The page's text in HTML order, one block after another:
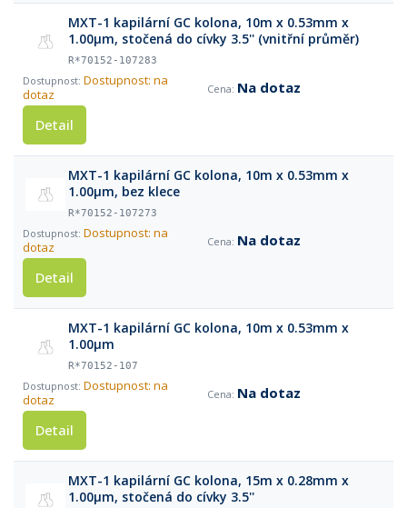
MXT-1 kapilární GC kolona, 10m x 0.53mm x
1.00μm, stočená do cívky 3.5'' (vnitřní průměr)
R*70152-107283
Dostupnost: na
dotaz
Na dotaz
Detail
MXT-1 kapilární GC kolona, 10m x 0.53mm x
1.00μm, bez klece
R*70152-107273
Dostupnost: na
dotaz
Na dotaz
Detail
MXT-1 kapilární GC kolona, 10m x 0.53mm x
1.00μm
R*70152-107
Dostupnost: na
dotaz
Na dotaz
Detail
MXT-1 kapilární GC kolona, 15m x 0.28mm x
1.00μm, stočená do cívky 3.5''